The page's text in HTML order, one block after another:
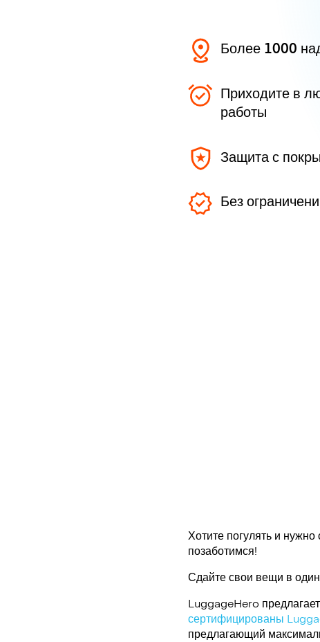
Более 1000
Приходите в
работы
Защита с
Без
Хотите погулять и
позаботимся!
Сдайте свои вещи в
LuggageHero
сертифицированы
предлагающий